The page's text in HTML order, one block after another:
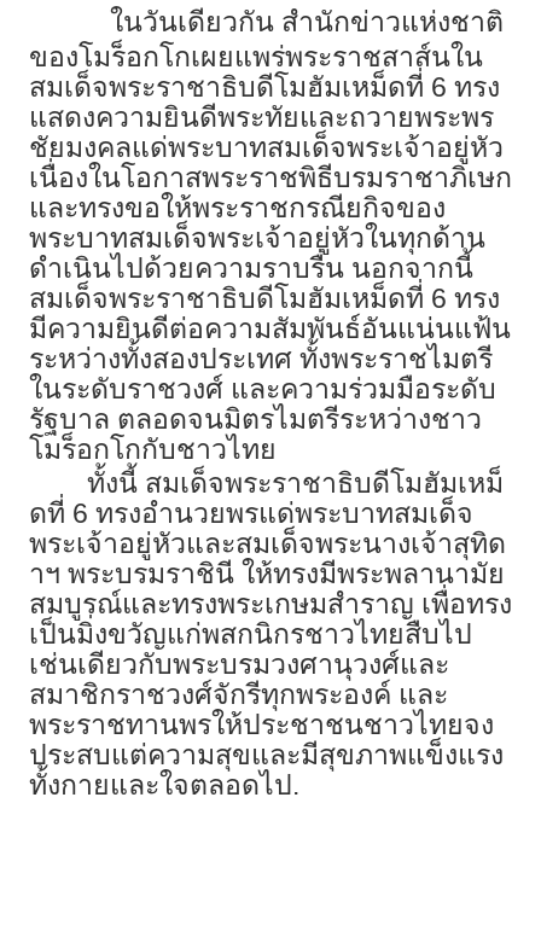
ในวันเดียวกัน สำนักข่าวแห่งชาติ
ของโมร็อกโกเผยแพร่พระราชสาส์นใน
สมเด็จพระราชาธิบดีโมฮัมเหม็ดที่ 6 ทรง
แสดงความยินดีพระทัยและถวายพระพร
ชัยมงคลแด่พระบาทสมเด็จพระเจ้าอยู่หัว
เนื่องในโอกาสพระราชพิธีบรมราชาภิเษก
และทรงขอให้พระราชกรณียกิจของ
พระบาทสมเด็จพระเจ้าอยู่หัวในทุกด้าน
ดำเนินไปด้วยความราบรื่น นอกจากนี้
สมเด็จพระราชาธิบดีโมฮัมเหม็ดที่ 6 ทรง
มีความยินดีต่อความสัมพันธ์อันแน่นแฟ้น
ระหว่างทั้งสองประเทศ ทั้งพระราชไมตรี
ในระดับราชวงศ์ และความร่วมมือระดับ
รัฐบาล ตลอดจนมิตรไมตรีระหว่างชาว
โมร็อกโกกับชาวไทย
ทั้งนี้ สมเด็จพระราชาธิบดีโมฮัมเหม็
ดที่ 6 ทรงอำนวยพรแด่พระบาทสมเด็จ
พระเจ้าอยู่หัวและสมเด็จพระนางเจ้าสุทิด
าฯ พระบรมราชินี ให้ทรงมีพระพลานามัย
สมบูรณ์และทรงพระเกษมสำราญ เพื่อทรง
เป็นมิ่งขวัญแก่พสกนิกรชาวไทยสืบไป
เช่นเดียวกับพระบรมวงศานุวงศ์และ
สมาชิกราชวงศ์จักรีทุกพระองค์ และ
พระราชทานพรให้ประชาชนชาวไทยจง
ประสบแต่ความสุขและมีสุขภาพแข็งแรง
ทั้งกายและใจตลอดไป.